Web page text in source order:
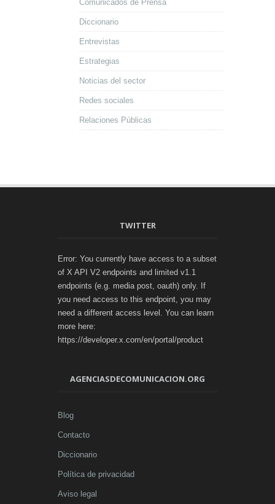
Comunicados de Prensa
Diccionario
Entrevistas
Estrategias
Noticias del sector
Redes sociales
Relaciones Públicas
TWITTER
Error: You currently have access to a subset
of X API V2 endpoints and limited v1.1
endpoints (e.g. media post, oauth) only. If
you need access to this endpoint, you may
need a different access level. You can learn
more here:
https://developer.x.com/en/portal/product
AGENCIASDECOMUNICACION.ORG
Blog
Contacto
Diccionario
Política de privacidad
Aviso legal